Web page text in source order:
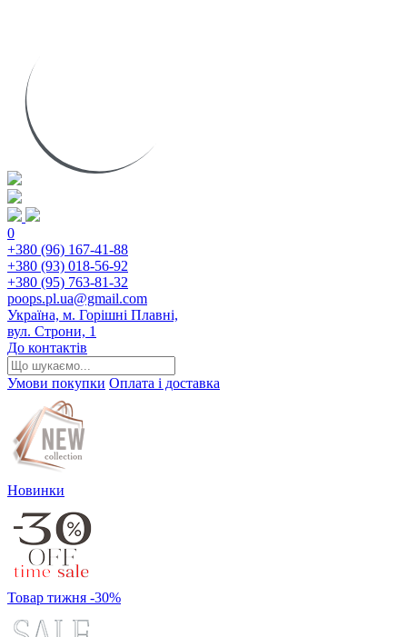
0
+380 (96) 167-41-88
+380 (93) 018-56-92
+380 (95) 763-81-32
poops.pl.ua@gmail.com
Україна, м. Горішні Плавні,
вул. Строни, 1
До контактів
Умови покупки Оплата і доставка
Новинки
Товар тижня -30%